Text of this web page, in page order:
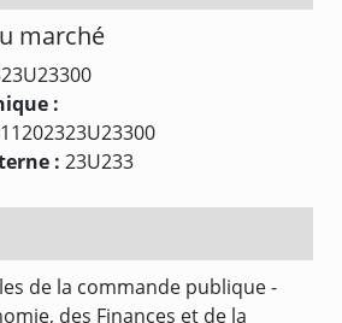
marché
:
: 23U233
de la commande publique -
des Finances et de la